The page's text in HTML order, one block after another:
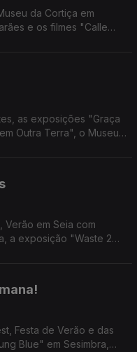
da Cortiça em
e os filmes "Calle
as exposições "Graça
Outra Terra", o Museu
Verão em Seia com
a exposição "Waste 2
Festa de Verão e das
Blue" em Sesimbra,